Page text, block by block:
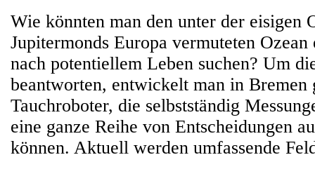
Wie könnten man den unter der eisigen
Jupitermonds Europa vermuteten
nach potentiellem Leben suchen? Um
beantworten, entwickelt man in Bremen
Tauchroboter, die selbstständig
eine ganze Reihe von Entscheidungen
können. Aktuell werden umfassende